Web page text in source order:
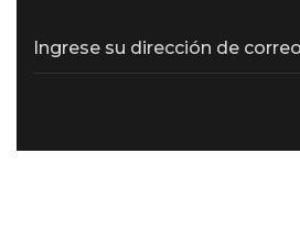
Ingrese su dirección de